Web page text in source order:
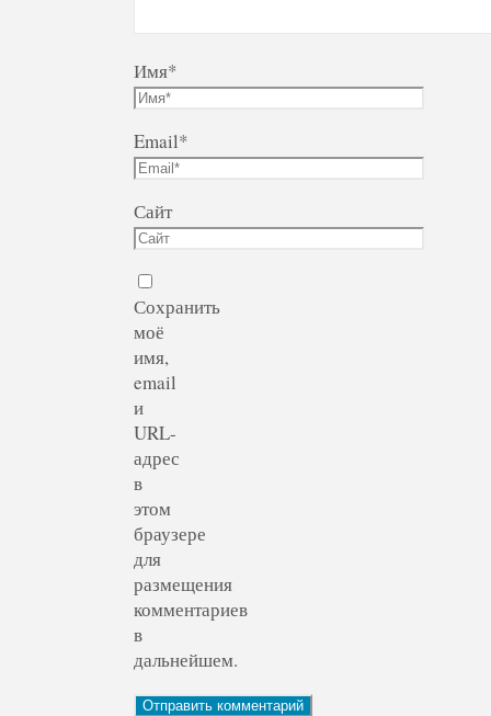
Имя*
Email*
Сайт
Сохранить
моё
имя,
email
и
URL-
адрес
в
этом
браузере
для
размещения
комментариев
в
дальнейшем.